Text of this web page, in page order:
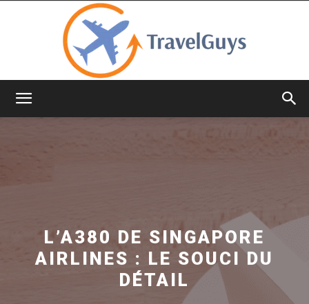
L’A380 DE SINGAPORE
AIRLINES : LE SOUCI DU
DÉTAIL